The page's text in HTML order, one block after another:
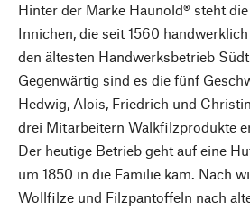
Hinter der Marke Haunold® steht
Innichen, die seit 1560
den ältesten Handwerksbetrieb
Gegenwärtig sind es die fünf
Hedwig, Alois, Friedrich und
drei Mitarbeitern Walkfilzprodukte
Der heutige Betrieb geht auf eine
um 1850 in die Familie kam. Nach
Wollfilze und Filzpantoffeln nach